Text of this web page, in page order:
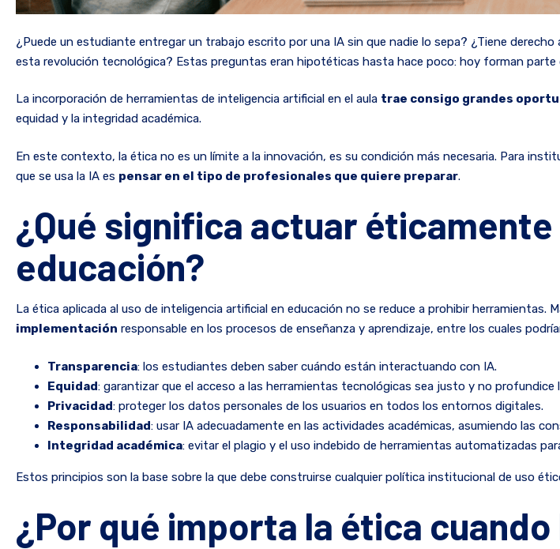
¿Puede un estudiante entregar un trabajo escrito por una IA sin que nadie lo sepa? ¿Tiene
esta revolución tecnológica? Estas preguntas eran hipotéticas hasta hace poco: hoy forman parte
La incorporación de herramientas de inteligencia artificial en el aula trae consigo grandes
equidad y la integridad académica.
En este contexto, la ética no es un límite a la innovación, es su condición más necesaria. Para
que se usa la IA es pensar en el tipo de profesionales que quiere preparar.
¿Qué significa actuar éticamente
educación?
La ética aplicada al uso de inteligencia artificial en educación no se reduce a prohibir herramientas.
implementación responsable en los procesos de enseñanza y aprendizaje, entre los cuales
Transparencia: los estudiantes deben saber cuándo están interactuando con IA.
Equidad: garantizar que el acceso a las herramientas tecnológicas sea justo y no profundice
Privacidad: proteger los datos personales de los usuarios en todos los entornos digitales.
Responsabilidad: usar IA adecuadamente en las actividades académicas, asumiendo las
Integridad académica: evitar el plagio y el uso indebido de herramientas automatizadas
Estos principios son la base sobre la que debe construirse cualquier política institucional de uso
¿Por qué importa la ética cuando